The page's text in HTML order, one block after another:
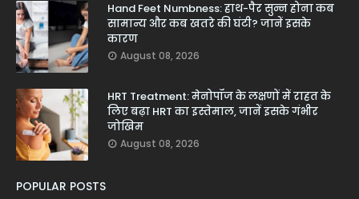
Hand Feet Numbness: हाथ-पैर सुन्न होना कब
सामान्य और कब खतरे की घंटी? जानें इसके
कारण
August 08, 2026
HRT Treatment: मेनोपॉज के लक्षणों में राहत के
लिए बढ़ा HRT का इस्तेमाल, जानें इसके गंभीर
जोखिम
August 08, 2026
POPULAR POSTS